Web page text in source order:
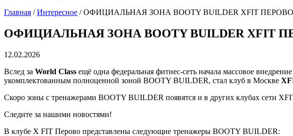
Главная / Интересное / ОФИЦИАЛЬНАЯ ЗОНА BOOTY BUILDER ХFIT
ОФИЦИАЛЬНАЯ ЗОНА BOOTY BUILDER ХFIT
12.02.2026
Вслед за World Class ещё одна федеральная фитнес-сеть начала массовое
укомплектованным полноценной зоной BOOTY BUILDER, стал клуб в Москве
Скоро зоны с тренажерами BOOTY BUILDER появятся и в других клубах сети
Следите за нашими новостями!
В клубе X FIT Перово представлены следующие тренажеры BOOTY BUILDER: